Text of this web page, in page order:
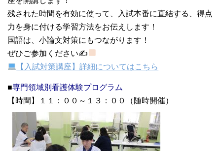
残された時間を有効に使って、入試本番に直結する、得点
力を身に付ける学習方法をお伝えします！
国語は、小論文対策にもつながります！
ぜひご参加ください✍
【入試対策講座】詳細についてはこちら
■専門領域別看護体験プログラム
【時間】１１：００～１３：００（随時開催）